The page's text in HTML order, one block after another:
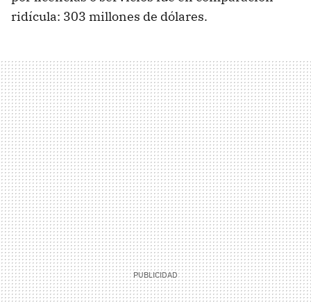
ridícula: 303 millones de dólares.